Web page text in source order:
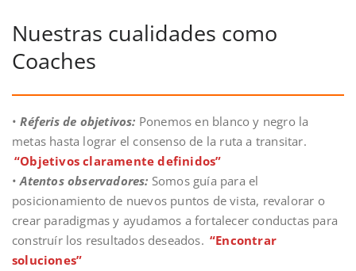
Nuestras cualidades como
Coaches
• Réferis de objetivos: Ponemos en blanco y negro la
metas hasta lograr el consenso de la ruta a transitar.
“Objetivos claramente definidos”
•Atentos observadores: Somos guía para el
posicionamiento de nuevos puntos de vista, revalorar o
crear paradigmas y ayudamos a fortalecer conductas para
construír los resultados deseados. “Encontrar
soluciones”